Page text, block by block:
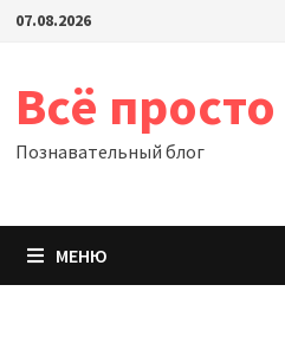
Перейти
07.08.2026
Всё просто
Познавательный блог
МЕНЮ